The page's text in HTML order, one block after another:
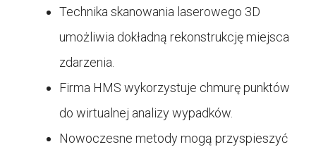
Technika skanowania laserowego 3D
umożliwia dokładną rekonstrukcję miejsca
zdarzenia.
Firma HMS wykorzystuje chmurę punktów
do wirtualnej analizy wypadków.
Nowoczesne metody mogą przyspieszyć